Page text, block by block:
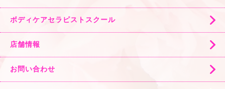
ボディケアセラピストスクール
店舗情報
お問い合わせ